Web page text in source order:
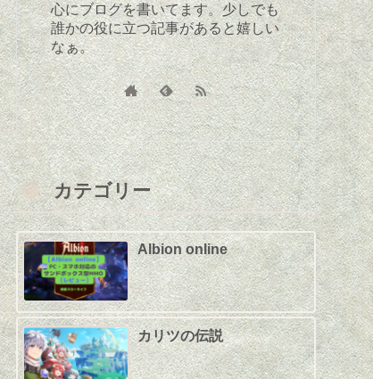
心にブログを書いてます。少しでも
誰かの役に立つ記事があると嬉しい
なぁ。
カテゴリー
Albion online
カリツの伝説